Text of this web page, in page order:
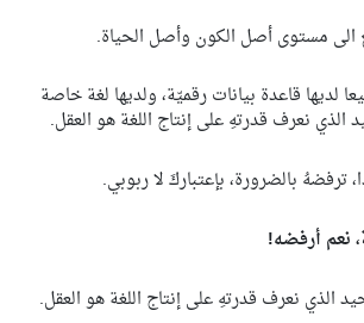
الى مستوى أصل الكون وأصل الحياة.
لديها قاعدة بيانات رقميّة، ولديها لغة خاصة
الذي نعرف قدرتهِ على إنتاج اللغة هو العقل.
بالضرورة، بإعتباركَ لا ربوبي.
نعم أرفضه!
الذي نعرف قدرتهِ على إنتاج اللغة هو العقل.